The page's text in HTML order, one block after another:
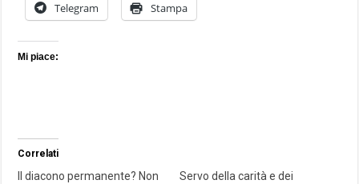
Telegram Stampa
Mi piace:
Correlati
Il diacono permanente? Non
Servo della carità e dei